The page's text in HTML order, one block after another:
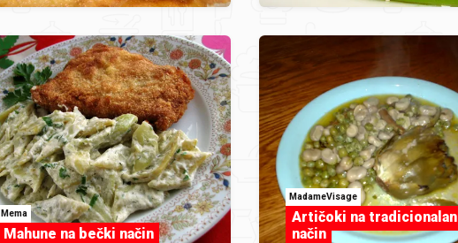
Mema
Mahune na bečki način
MadameVisage
Artičoki na tradicionalan
način